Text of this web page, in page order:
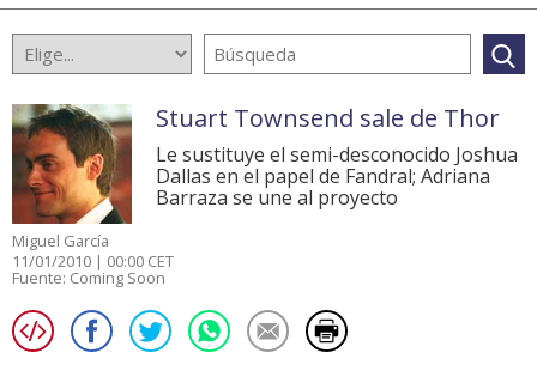
Stuart Townsend sale de Thor
Le sustituye el semi-desconocido Joshua
Dallas en el papel de Fandral; Adriana
Barraza se une al proyecto
Miguel García
11/01/2010 | 00:00 CET
Fuente: Coming Soon